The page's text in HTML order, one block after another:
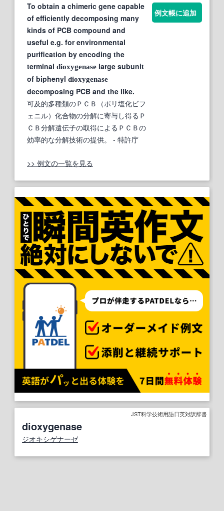
To obtain a chimeric gene capable
of efficiently decomposing many
kinds of PCB compound and
useful e.g. for environmental
purification by encoding the
terminal dioxygenase large subunit
of biphenyl dioxygenase
decomposing PCB and the like.
可及的多種類のＰＣＢ（ポリ塩化ビフ
ェニル）化合物の分解に寄与し得るＰ
ＣＢ分解遺伝子の取得によるＰＣＢの
効率的な分解技術の提供。
- 特許庁
例文帳に追加
>> 例文の一覧を見る
JST科学技術用語日英対訳辞書
dioxygenase
ジオキシゲナーゼ